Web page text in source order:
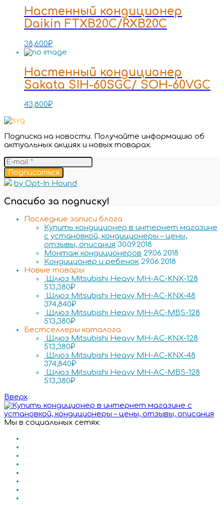
Настенный кондиционер
Daikin FTXB20C/RXB20C
38,600₽
Настенный кондиционер
Sakata SIH-60SGC/ SOH-60VGC
43,800₽
Подписка на новости. Получайте информацию об
актуальных акциях и новых товарах.
Подписаться
by Opt-In Hound
Спасибо за подписку!
Последние записи блога
Купить кондиционер в интернет магазине
с установкой, кондиционеры – цены,
отзывы, описания 30.09.2018
Монтаж кондиционеров 29.06.2018
Кондиционер и ребенок 29.06.2018
Новые товары
Шлюз Mitsubishi Heavy MH-AC-KNX-128
513,380₽
Шлюз Mitsubishi Heavy MH-AC-KNX-48
374,840₽
Шлюз Mitsubishi Heavy MH-AC-MBS-128
513,380₽
Бестселлеры каталога
Шлюз Mitsubishi Heavy MH-AC-KNX-128
513,380₽
Шлюз Mitsubishi Heavy MH-AC-KNX-48
374,840₽
Шлюз Mitsubishi Heavy MH-AC-MBS-128
513,380₽
Вверх
Мы в социальных сетях: